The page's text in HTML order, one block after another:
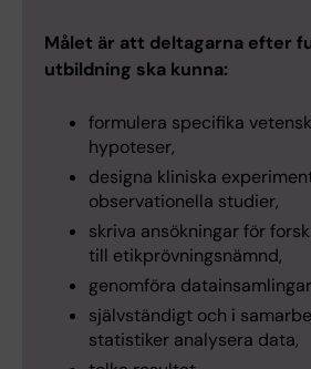
Målet är att deltagarna efter
utbildning ska kunna:
formulera specifika
hypoteser,
designa kliniska
observationella studier,
skriva ansökningar för
till etikprövningsnämnd,
genomföra
självständigt och i
statistiker analysera data,